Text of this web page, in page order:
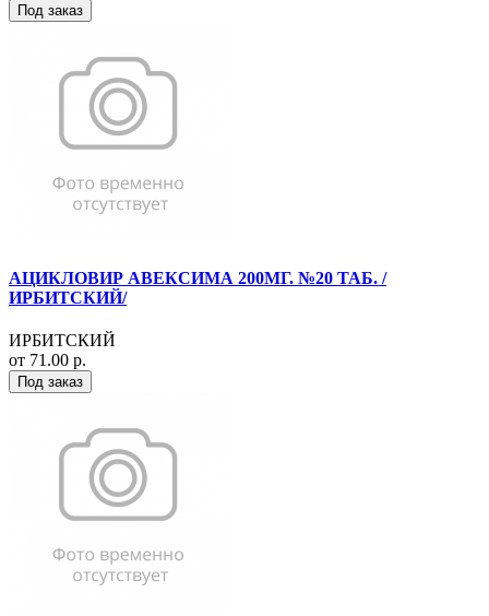
Под заказ
АЦИКЛОВИР АВЕКСИМА 200МГ. №20 ТАБ. /
ИРБИТСКИЙ/
ИРБИТСКИЙ
от 71.00 р.
Под заказ